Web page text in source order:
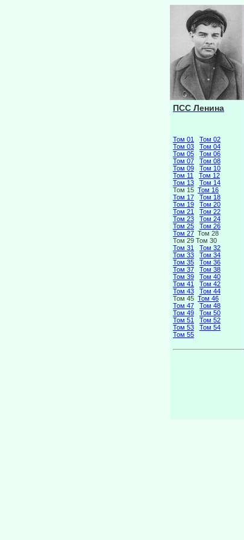
ПСС Ленина
Том 01
Том 02
Том 03
Том 04
Том 05
Том 06
Том 07
Том 08
Том 09
Том 10
Том 11
Том 12
Том 13
Том 14
Том 15 Том 16
Том 17
Том 18
Том 19
Том 20
Том 21
Том 22
Том 23
Том 24
Том 25
Том 26
Том 27 Том 28
Том 29 Том 30
Том 31
Том 32
Том 33
Том 34
Том 35
Том 36
Том 37
Том 38
Том 39
Том 40
Том 41
Том 42
Том 43
Том 44
Том 45 Том 46
Том 47
Том 48
Том 49
Том 50
Том 51
Том 52
Том 53
Том 54
Том 55